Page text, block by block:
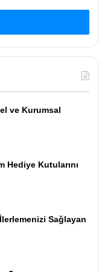
ve Kurumsal
Hediye Kutularını
Sağlayan